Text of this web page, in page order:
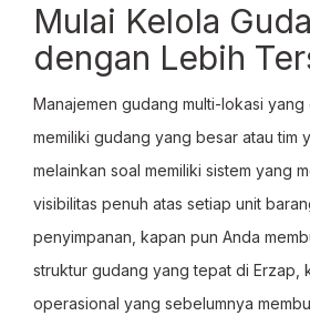
Mulai Kelola
dengan Lebih
Manajemen gudang multi-lokasi
memiliki gudang yang besar atau tim
melainkan soal memiliki sistem yang
visibilitas penuh atas setiap unit
penyimpanan, kapan pun Anda
struktur gudang yang tepat di Erzap,
operasional yang sebelumnya